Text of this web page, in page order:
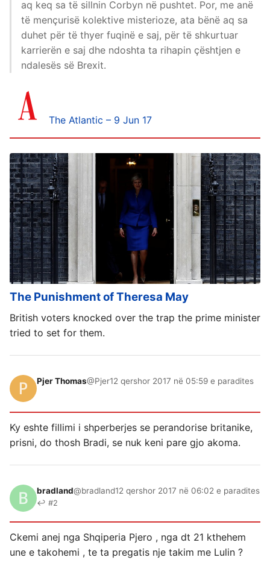
aq keq sa të sillnin Corbyn në pushtet. Por, me anë
të mençurisë kolektive misterioze, ata bënë aq sa
duhet për të thyer fuqinë e saj, për të shkurtuar
karrierën e saj dhe ndoshta ta rihapin çështjen e
ndalesës së Brexit.
The Atlantic – 9 Jun 17
The Punishment of Theresa May
British voters knocked over the trap the prime minister
tried to set for them.
Pjer Thomas@Pjer12 qershor 2017 në 05:59 e paradites
Ky eshte fillimi i shperberjes se perandorise britanike,
prisni, do thosh Bradi, se nuk keni pare gjo akoma.
bradland@bradland12 qershor 2017 në 06:02 e paradites
↩ #2
Ckemi anej nga Shqiperia Pjero , nga dt 21 kthehem
une e takohemi , te ta pregatis nje takim me Lulin ?